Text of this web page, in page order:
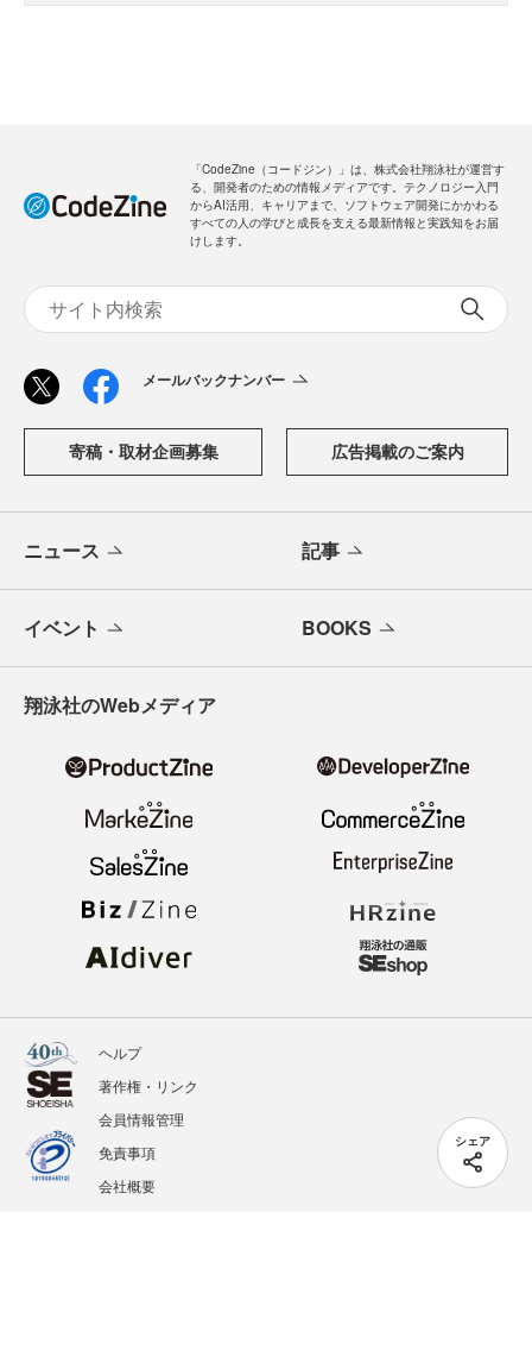
シェア
「CodeZine（コードジン）」は、株式会社翔泳社が運営す
る、開発者のための情報メディアです。テクノロジー入門
からAI活用、キャリアまで、ソフトウェア開発にかかわる
すべての人の学びと成長を支える最新情報と実践知をお届
けします。
メールバックナンバー
寄稿・取材企画募集 広告掲載のご案内
ニュース 記事
イベント BOOKS
翔泳社のWebメディア
ヘルプ
著作権・リンク
会員情報管理
免責事項
会社概要